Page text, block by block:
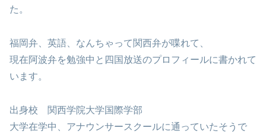
た。
福岡弁、英語、なんちゃって関西弁が喋れて、
現在阿波弁を勉強中と四国放送のプロフィールに書かれて
います。
出身校 関西学院大学国際学部
大学在学中、アナウンサースクールに通っていたそうで